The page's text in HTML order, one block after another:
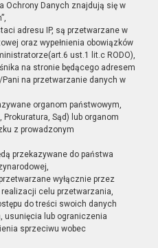
Ochrony Danych znajdują się w
adresu IP, są przetwarzane w
oraz wypełnienia obowiązków
ust.1 lit.c RODO),
na stronie będącego adresem
na przetwarzanie danych w
organom państwowym,
Sąd) lub organom
z prowadzonym
przekazywane do państwa
wyłącznie przez
celu przetwarzania,
do treści swoich danych
usunięcia lub ograniczenia
sprzeciwu wobec